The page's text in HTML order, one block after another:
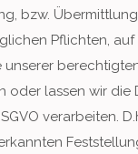
bzw.
Pflichten,
unserer
oder lassen wir die
verarbeiten.